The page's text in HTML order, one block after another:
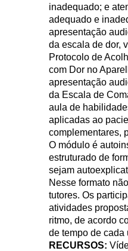
inadequado; e
adequado e
apresentação
da escala de dor,
Protocolo de
com Dor no
apresentação
da Escala de
aula de
aplicadas ao
complementares,
O módulo é
estruturado de
sejam
Nesse formato
tutores. Os
atividades
ritmo, de acordo
de tempo de cada
RECURSOS: